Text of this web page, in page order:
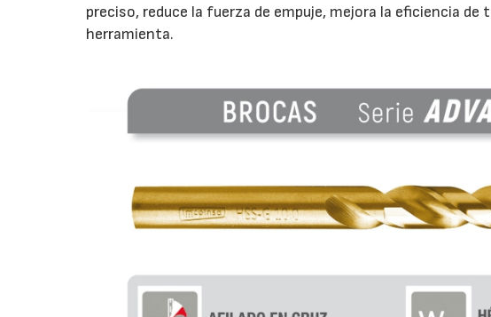
preciso, reduce la fuerza de empuje, mejora la eficiencia
herramienta.